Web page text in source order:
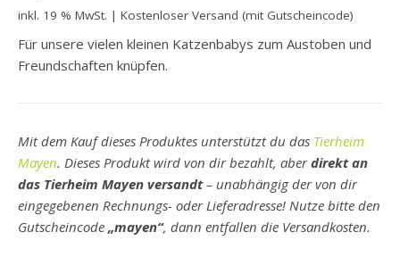
inkl. 19 % MwSt. | Kostenloser Versand (mit Gutscheincode)
Für unsere vielen kleinen Katzenbabys zum Austoben und
Freundschaften knüpfen.
Mit dem Kauf dieses Produktes unterstützt du das Tierheim
Mayen. Dieses Produkt wird von dir bezahlt, aberdirekt an
das Tierheim Mayen versandt– unabhängig der von dir
eingegebenen Rechnungs- oder Lieferadresse! Nutze bitte den
Gutscheincode „mayen“, dann entfallen die Versandkosten.